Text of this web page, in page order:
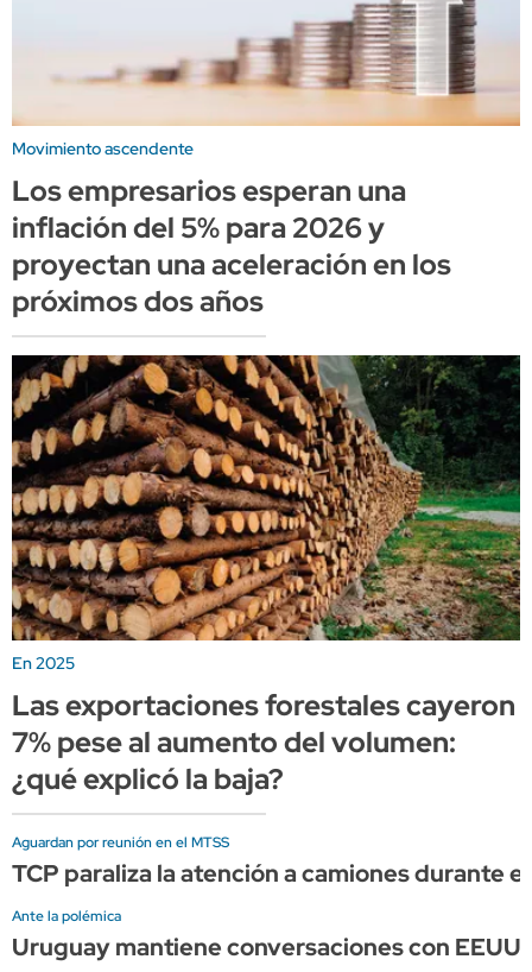
Movimiento ascendente
Los empresarios esperan una
inflación del 5% para 2026 y
proyectan una aceleración en los
próximos dos años
En 2025
Las exportaciones forestales cayeron
7% pese al aumento del volumen:
¿qué explicó la baja?
Aguardan por reunión en el MTSS
TCP paraliza la atención a camiones durante
Ante la polémica
Uruguay mantiene conversaciones con